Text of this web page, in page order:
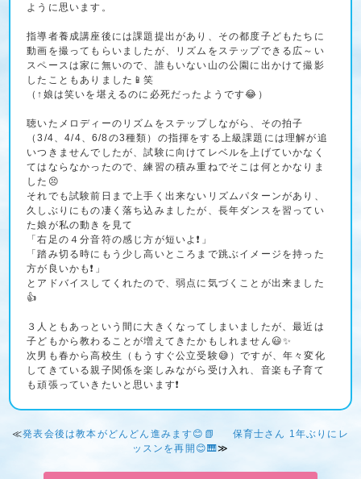
ように思います。
指導者養成講座後には課題提出があり、その都度子どもたちに
動画を撮ってもらいましたが、リズムをステップできる広～い
スペースは家に無いので、誰もいない山の公園に出かけて撮影
したこともありました📱笑
（↑娘は笑いを堪えるのに必死だったようです😂）
聴いたメロディーのリズムをステップしながら、その拍子
（3/4、4/4、6/8の3種類）の指揮をする上級課題には理解が追
いつきませんでしたが、試験に向けてレベルを上げていかなく
てはならなかったので、練習の積み重ねでそこは何とかなりま
した😣
それでも試験前日まで上手く出来ないリズムパターンがあり、
久しぶりにもの凄く落ち込みましたが、長年ダンスを習ってい
た娘が私の動きを見て
「右足の４分音符の感じ方が短いよ❗」
「踏み切る時にもう少し高いところまで跳ぶイメージを持った
方が良いかも❗」
とアドバイスしてくれたので、弱点に気づくことが出来ました
👍
３人ともあっという間に大きくなってしまいましたが、最近は
子どもから教わることが増えてきたかもしれません😃✨
次男も春から高校生（もうすぐ公立受験😅）ですが、年々変化
してきている親子関係を楽しみながら受け入れ、音楽も子育て
も頑張っていきたいと思います❗
≪発表会後は教本がどんどん進みます😊📗
保育士さん 1年ぶりにレ
ッスンを再開😊🎹≫